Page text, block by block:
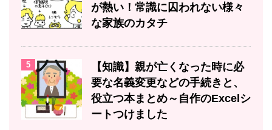
が熱い！常識に囚われない様々
な家族のカタチ
5
【知識】親が亡くなった時に必
要な名義変更などの手続きと、
役立つ本まとめ～自作のExcelシ
ートつけました